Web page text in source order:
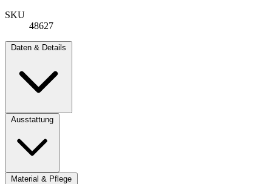
SKU
48627
Daten & Details
Ausstattung
Material & Pflege